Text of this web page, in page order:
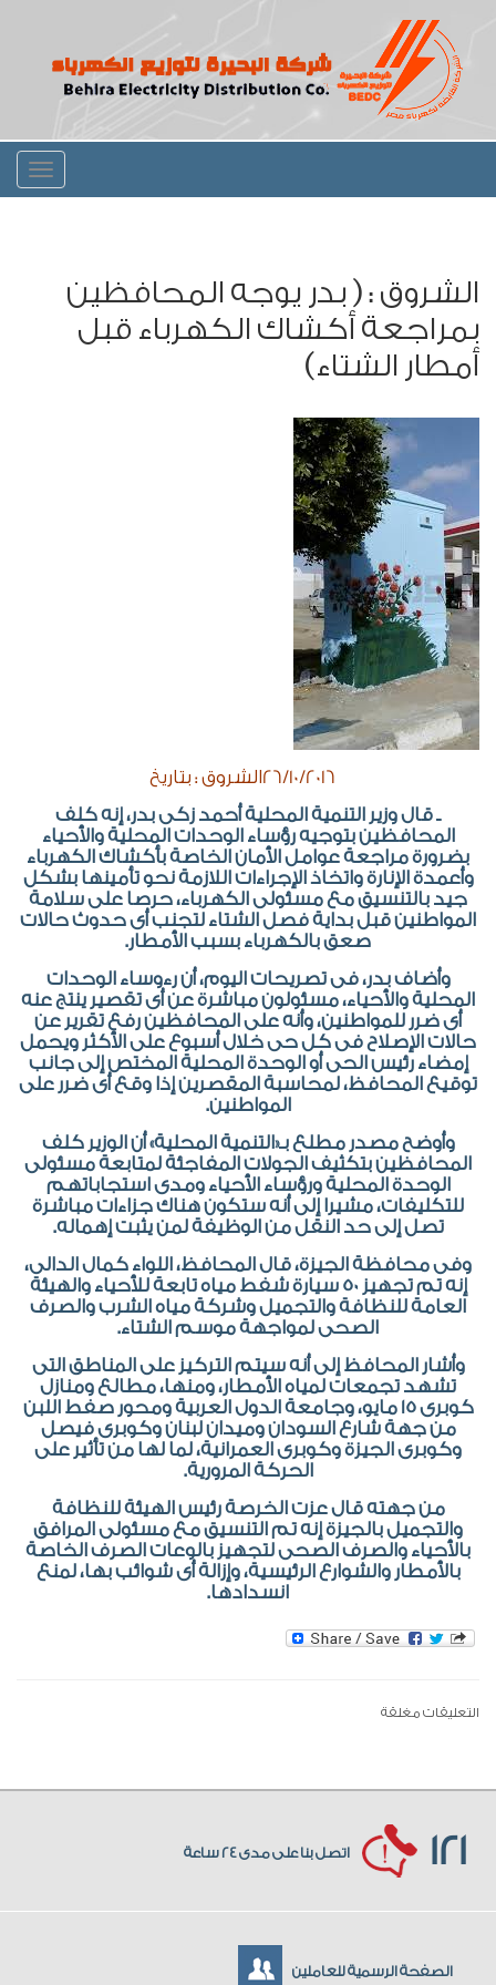
Toggle
الشروق : ( بدر يوجه المحافظين
بمراجعة أكشاك الكهرباء قبل
أمطار الشتاء)
ـ قال وزير التنمية المحلية أحمد زكى بدر، إنه كلف
المحافظين بتوجيه رؤساء الوحدات المحلية والأحياء
بضرورة مراجعة عوامل الأمان الخاصة بأكشاك الكهرباء
وأعمدة الإنارة واتخاذ الإجراءات اللازمة نحو تأمينها بشكل
جيد بالتنسيق مع مسئولى الكهرباء، حرصا على سلامة
المواطنين قبل بداية فصل الشتاء لتجنب أى حدوث حالات
صعق بالكهرباء بسبب الأمطار.
وأضاف بدر، فى تصريحات اليوم، أن رءوساء الوحدات
المحلية والأحياء، مسئولون مباشرة عن أى تقصير ينتج عنه
أى ضرر للمواطنين، وأنه على المحافظين رفع تقرير عن
حالات الإصلاح فى كل حى خلال أسبوع على الأكثر ويحمل
إمضاء رئيس الحى أو الوحدة المحلية المختص إلى جانب
توقيع المحافظ، لمحاسبة المقصرين إذا وقع أى ضرر على
المواطنين.
وأوضح مصدر مطلع بـ«التنمية المحلية» أن الوزير كلف
المحافظين بتكثيف الجولات المفاجئة لمتابعة مسئولى
الوحدة المحلية ورؤساء الأحياء ومدى استجاباتهم
للتكليفات، مشيرا إلى أنه ستكون هناك جزاءات مباشرة
تصل إلى حد النقل من الوظيفة لمن يثبت إهماله.
وفى محافظة الجيزة، قال المحافظ، اللواء كمال الدالى،
إنه تم تجهيز 50 سيارة شفط مياه تابعة للأحياء والهيئة
العامة للنظافة والتجميل وشركة مياه الشرب والصرف
الصحى لمواجهة موسم الشتاء.
وأشار المحافظ إلى أنه سيتم التركيز على المناطق التى
تشهد تجمعات لمياه الأمطار، ومنها، مطالع ومنازل
كوبرى 15 مايو، وجامعة الدول العربية ومحور صفط اللبن
من جهة شارع السودان وميدان لبنان وكوبرى فيصل
وكوبرى الجيزة وكوبرى العمرانية، لما لها من تأثير على
الحركة المرورية.
من جهته قال عزت الخرصة رئيس الهيئة للنظافة
والتجميل بالجيزة إنه تم التنسيق مع مسئولى المرافق
بالأحياء والصرف الصحى لتجهيز بالوعات الصرف الخاصة
بالأمطار والشوارع الرئيسية، وإزالة أى شوائب بها، لمنع
انسدادها.
التعليقات مغلقة
121 اتصل بنا على مدى 24 ساعة
الصفحة الرسمية للعاملين